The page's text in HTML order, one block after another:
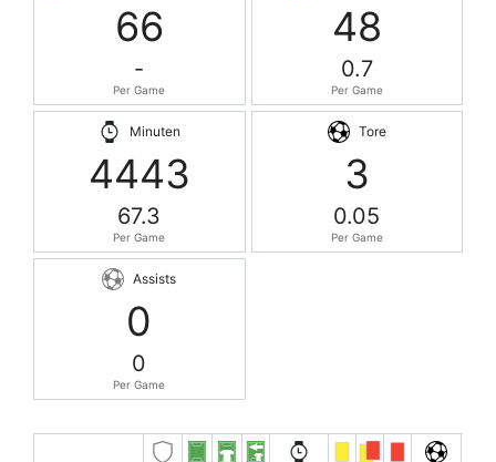
66
-
Per Game
48
0.7
Per Game
Minuten
4443
67.3
Per Game
Tore
3
0.05
Per Game
Assists
0
0
Per Game